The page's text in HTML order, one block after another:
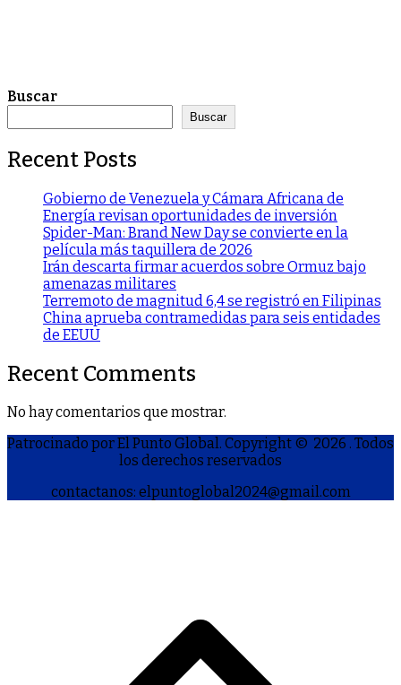
Buscar
Buscar
Recent Posts
Gobierno de Venezuela y Cámara Africana de
Energía revisan oportunidades de inversión
Spider-Man: Brand New Day se convierte en la
película más taquillera de 2026
Irán descarta firmar acuerdos sobre Ormuz bajo
amenazas militares
Terremoto de magnitud 6,4 se registró en Filipinas
China aprueba contramedidas para seis entidades
de EEUU
Recent Comments
No hay comentarios que mostrar.
Patrocinado por El Punto Global. Copyright © 2026 . Todos
los derechos reservados
contactanos: elpuntoglobal2024@gmail.com